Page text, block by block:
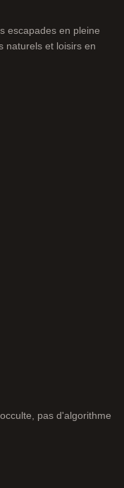
escapades en pleine
naturels et loisirs en
pas d'algorithme